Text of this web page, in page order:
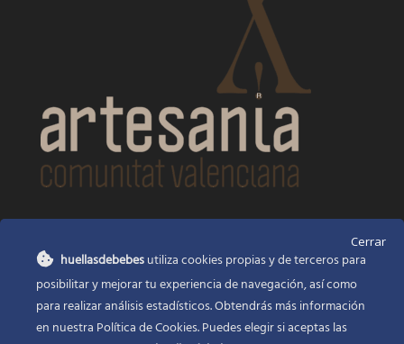
Huellas de bebés
Santa Ana, 22Alcasser Valencia 46290
625 120 591
Cerrar
huellasdebebesutiliza cookies propias y de terceros para
posibilitar y mejorar tu experiencia de navegación, así como
para realizar análisis estadísticos. Obtendrás más información
en nuestra Política de Cookies. Puedes elegir si aceptas las